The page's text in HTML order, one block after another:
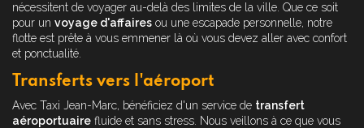
nécessitent de voyager au-delà des limites de la ville. Que ce soit
pour un voyage d'affaires ou une escapade personnelle, notre
flotte est prête à vous emmener là où vous devez aller avec confort
et ponctualité.
Transferts vers l'aéroport
Avec Taxi Jean-Marc, bénéficiez d'un service de transfert
aéroportuaire fluide et sans stress. Nous veillons à ce que vous